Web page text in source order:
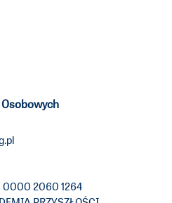
0000 2060 1264